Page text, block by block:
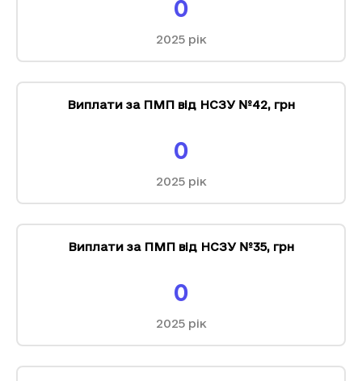
0
2025рік
Виплати за ПМП від НСЗУ №42, грн
0
2025рік
Виплати за ПМП від НСЗУ №35, грн
0
2025рік